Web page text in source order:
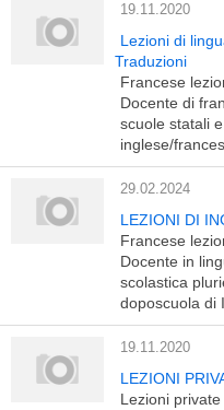
19.11.2020
Lezioni di
Traduzioni
Francese
Docente di
scuole statali
inglese/
29.02.2024
LEZIONI DI
Francese
Docente in
scolastica
doposcuola di
19.11.2020
LEZIONI
Lezioni